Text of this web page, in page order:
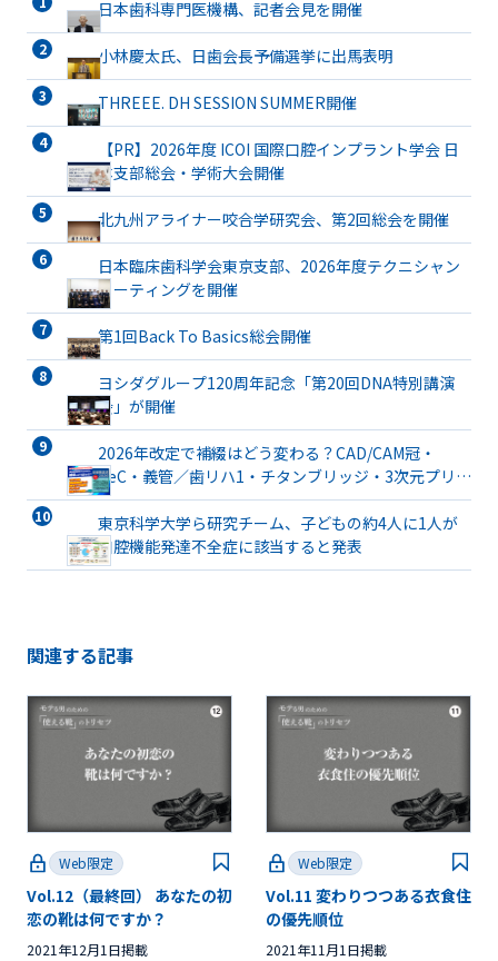
日本歯科専門医機構、記者会見を開催
小林慶太氏、日歯会長予備選挙に出馬表明
THREEE. DH SESSION SUMMER開催
【PR】2026年度 ICOI 国際口腔インプラント学会 日
本支部総会・学術大会開催
北九州アライナー咬合学研究会、第2回総会を開催
日本臨床歯科学会東京支部、2026年度テクニシャン
ミーティングを開催
第1回Back To Basics総会開催
ヨシダグループ120周年記念「第20回DNA特別講演
会」が開催
2026年改定で補綴はどう変わる？CAD/CAM冠・
TeC・義管／歯リハ1・チタンブリッジ・3次元プリン
ト有床義歯まで詳解
東京科学大学ら研究チーム、子どもの約4人に1人が
口腔機能発達不全症に該当すると発表
関連する記事
Web限定
Vol.12（最終回） あなたの初
恋の靴は何ですか？
2021年12月1日掲載
Web限定
Vol.11 変わりつつある衣食住
の優先順位
2021年11月1日掲載